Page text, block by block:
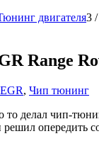
двигателя3 /
Range
, Чип тюнинг
делал чип-
решил опередить